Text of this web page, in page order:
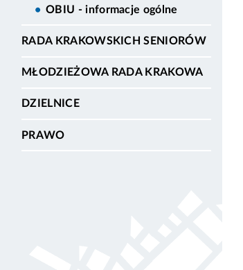
OBIU - informacje ogólne
RADA KRAKOWSKICH SENIORÓW
MŁODZIEŻOWA RADA KRAKOWA
DZIELNICE
PRAWO